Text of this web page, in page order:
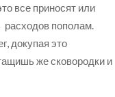
все приносят или
расходов пополам.
докупая это
же сковородки и